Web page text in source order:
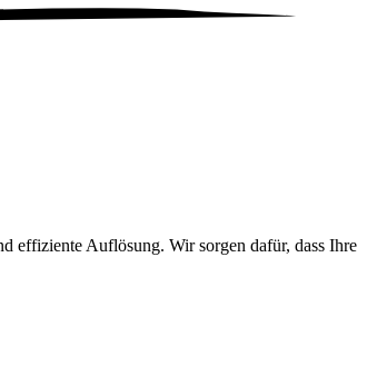
effiziente Auflösung. Wir sorgen dafür, dass Ihre